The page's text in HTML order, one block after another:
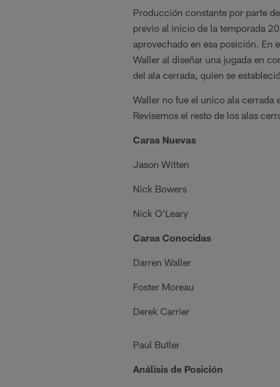
Producción constante por parte
previo al inicio de la temporada
aprovechado en esa posición. En
Waller al diseñar una jugada en
del ala cerrada, quien se
Waller no fue el unico ala cerrada
Revisemos el resto de los alas
Caras Nuevas
Jason Witten
Nick Bowers
Nick O'Leary
Caras Conocidas
Darren Waller
Foster Moreau
Derek Carrier
Paul Butler
Análisis de Posición